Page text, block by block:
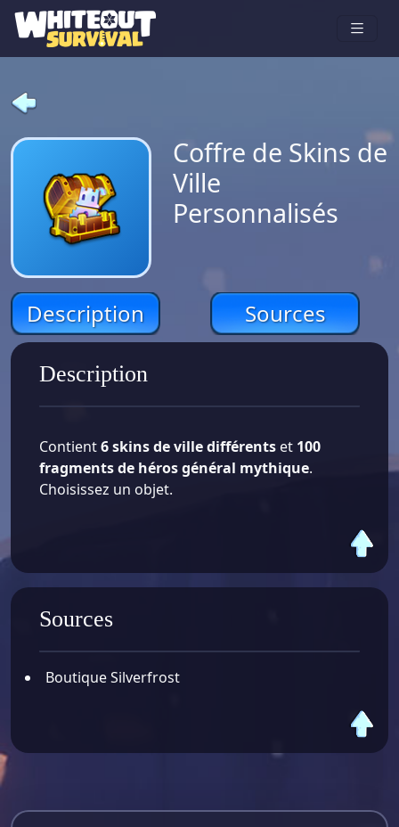
Coffre de Skins de
Ville
Personnalisés
Description Sources
Description
Contient6 skins de ville différents et 100
fragments de héros général mythique.
Choisissez un objet.
Sources
Boutique Silverfrost